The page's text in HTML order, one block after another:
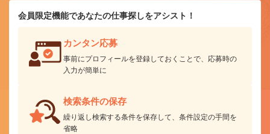
会員限定機能であなたの仕事探しをアシスト！
カンタン応募
事前にプロフィールを登録しておくことで、応募時の
入力が簡単に
検索条件の保存
繰り返し検索する条件を保存して、条件設定の手間を
省略